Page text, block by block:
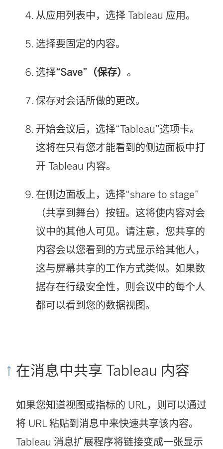
从应用列表中，选择 Tableau 应用。
选择要固定的内容。
选择“Save”（保存） 。
保存对会话所做的更改。
开始会议后，选择“Tableau”选项卡。
这将在只有您才能看到的侧边面板中打
开 Tableau 内容。
在侧边面板上，选择“share to stage”
（共享到舞台）按钮。这将使内容对会
议中的其他人可见。请注意，您共享的
内容会以您看到的方式显示给其他人，
这与屏幕共享的工作方式类似。如果数
据存在行级安全性，则会议中的每个人
都可以看到您的数据视图。
在消息中共享 Tableau 内容
如果您知道视图或指标的 URL，则可以通过
将 URL 粘贴到消息中来快速共享该内容。
Tableau 消息扩展程序将链接变成一张显示